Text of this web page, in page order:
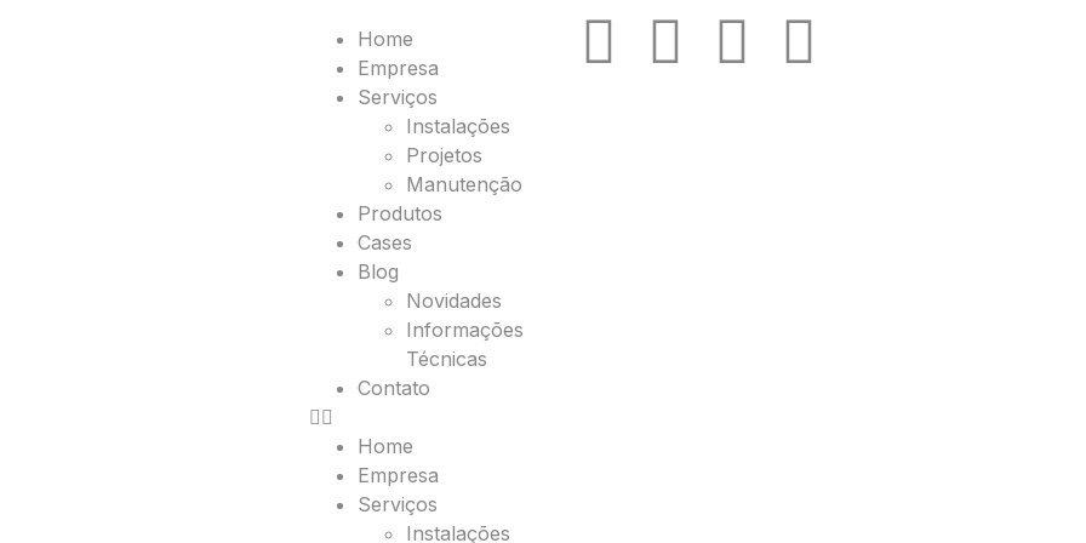
Home
Empresa
Serviços
Instalações
Projetos
Manutenção
Produtos
Cases
Blog
Novidades
Informações
Técnicas
Contato
Home
Empresa
Serviços
Instalações